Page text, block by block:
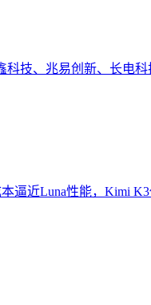
技、兆易创新、长电
逼近Luna性能，Kimi